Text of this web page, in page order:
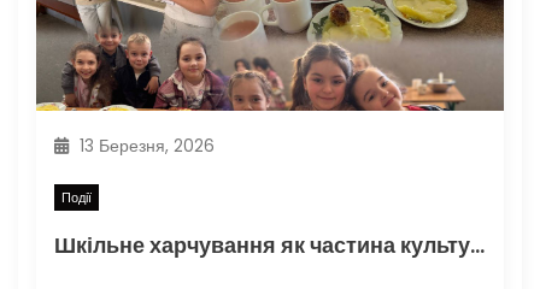
13 Березня, 2026
Події
Шкільне харчування як частина культури здорового життя